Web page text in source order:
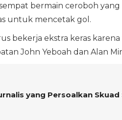
bermain ceroboh
untuk mencetak gol.
bekerja ekstra keras
John Yeboah dan Alan
yang Persoalkan